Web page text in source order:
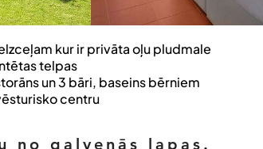
kur ir privāta oļu pludmale
telpas
un 3 bāri, baseins bērniem
centru
no galvenās lapas.